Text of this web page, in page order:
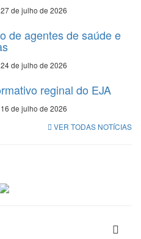
de julho de 2026
de agentes de saúde e
de julho de 2026
reginal do EJA
de julho de 2026
VER TODAS NOTÍCIAS